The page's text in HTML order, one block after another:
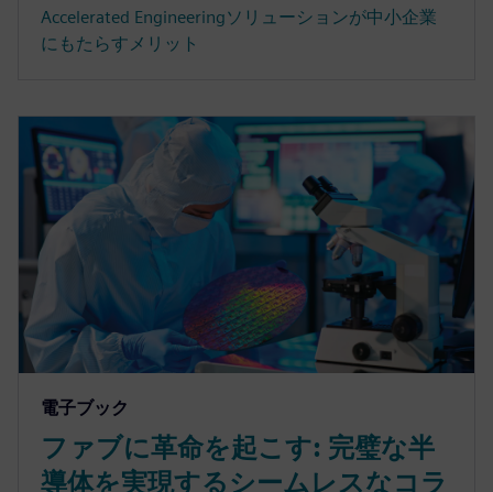
Accelerated Engineeringソリューションが中小企業
にもたらすメリット
電子ブック
ファブに革命を起こす: 完璧な半
導体を実現するシームレスなコラ